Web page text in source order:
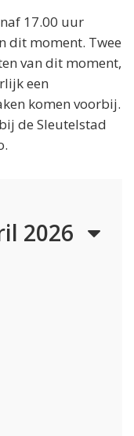
17.00 uur
dit moment. Twee
van dit moment,
een
komen voorbij.
de Sleutelstad
2026